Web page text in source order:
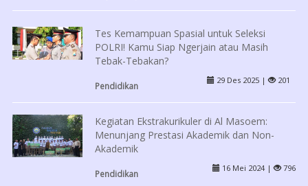
Tes Kemampuan Spasial untuk Seleksi
POLRI! Kamu Siap Ngerjain atau Masih
Tebak-Tebakan?
Pendidikan
29 Des 2025 | 201
Kegiatan Ekstrakurikuler di Al Masoem:
Menunjang Prestasi Akademik dan Non-
Akademik
Pendidikan
16 Mei 2024 | 796